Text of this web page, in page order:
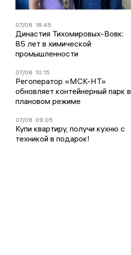
07/08 18:45
Династия Тихомировых-Вовк:
85 лет в химической
промышленности
07/08 10:15
Регоператор «МСК-НТ»
обновляет контейнерный парк в
плановом режиме
07/08 09:05
Купи квартиру, получи кухню с
техникой в подарок!